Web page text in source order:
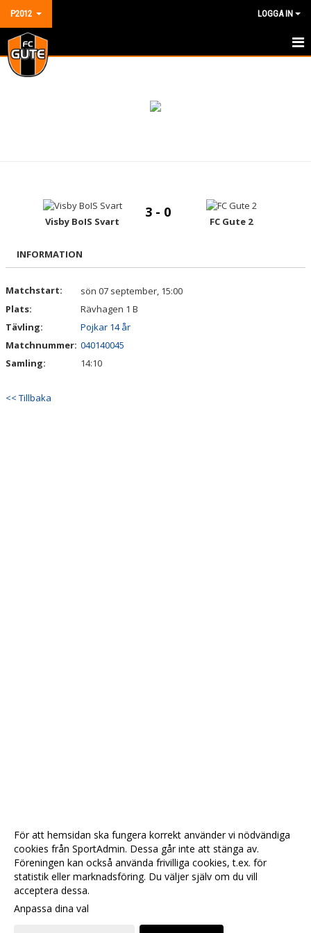
P2012 LOGGA IN
HEM
BILDGALLERI
DOKUMENT
GÄSTBOK
Visby BoIS Svart
3 - 0
FC Gute 2
INFORMATION
Matchstart:
sön 07 september, 15:00
Plats:
Rävhagen 1 B
Tävling:
Pojkar 14 år
Matchnummer: 040140045
Samling:
14:10
<< Tillbaka
För att hemsidan ska fungera korrekt använder vi nödvändiga
cookies från SportAdmin. Dessa går inte att stänga av.
Föreningen kan också använda frivilliga cookies, t.ex. för
statistik eller marknadsföring. Du väljer själv om du vill
acceptera dessa.
Anpassa dina val